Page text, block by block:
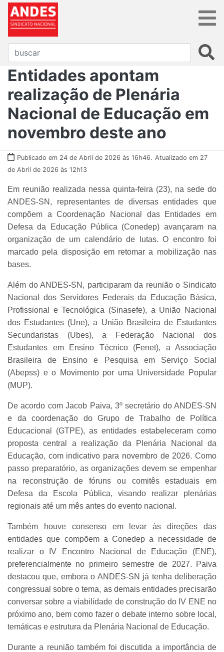
Entidades apontam
realização de Plenária
Nacional de Educação em
novembro deste ano
Publicado em 24 de Abril de 2026 às 16h46. Atualizado em 27
de Abril de 2026 às 12h13
Em reunião realizada nessa quinta-feira (23), na sede do
ANDES-SN, representantes de diversas entidades que
compõem a Coordenação Nacional das Entidades em
Defesa da Educação Pública (Conedep) avançaram na
organização de um calendário de lutas. O encontro foi
marcado pela disposição em retomar a mobilização nas
bases.
Além do ANDES-SN, participaram da reunião o Sindicato
Nacional dos Servidores Federais da Educação Básica,
Profissional e Tecnológica (Sinasefe), a União Nacional
dos Estudantes (Une), a União Brasileira de Estudantes
Secundaristas (Ubes), a Federação Nacional dos
Estudantes em Ensino Técnico (Fenet), a Associação
Brasileira de Ensino e Pesquisa em Serviço Social
(Abepss) e o Movimento por uma Universidade Popular
(MUP).
De acordo com Jacob Paiva, 3º secretário do ANDES-SN
e da coordenação do Grupo de Trabalho de Política
Educacional (GTPE), as entidades estabeleceram como
proposta central a realização da Plenária Nacional da
Educação, com indicativo para novembro de 2026. Como
passo preparatório, as organizações devem se empenhar
na reconstrução de fóruns ou comitês estaduais em
Defesa da Escola Pública, visando realizar plenárias
regionais até um mês antes do evento nacional.
Também houve consenso em levar às direções das
entidades que compõem a Conedep a necessidade de
realizar o IV Encontro Nacional de Educação (ENE),
preferencialmente no primeiro semestre de 2027. Paiva
destacou que, embora o ANDES-SN já tenha deliberação
congressual sobre o tema, as demais entidades precisarão
conversar sobre a viabilidade de construção do IV ENE no
próximo ano, bem como fazer o debate interno sobre local,
temáticas e estrutura da Plenária Nacional de Educação.
Durante a reunião também foi discutida a importância de